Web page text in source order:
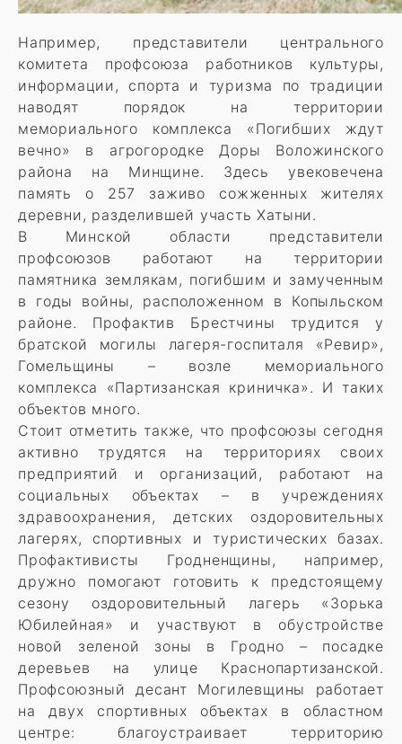
Например, представители центрального
комитета профсоюза работников культуры,
информации, спорта и туризма по традиции
наводят порядок на территории
мемориального комплекса «Погибших ждут
вечно» в агрогородке Доры Воложинского
района на Минщине. Здесь увековечена
память о 257 заживо сожженных жителях
деревни, разделившей участь Хатыни.
В Минской области представители
профсоюзов работают на территории
памятника землякам, погибшим и замученным
в годы войны, расположенном в Копыльском
районе. Профактив Брестчины трудится у
братской могилы лагеря-госпиталя «Ревир»,
Гомельщины – возле мемориального
комплекса «Партизанская криничка». И таких
объектов много.
Стоит отметить также, что профсоюзы сегодня
активно трудятся на территориях своих
предприятий и организаций, работают на
социальных объектах – в учреждениях
здравоохранения, детских оздоровительных
лагерях, спортивных и туристических базах.
Профактивисты Гродненщины, например,
дружно помогают готовить к предстоящему
сезону оздоровительный лагерь «Зорька
Юбилейная» и участвуют в обустройстве
новой зеленой зоны в Гродно – посадке
деревьев на улице Краснопартизанской.
Профсоюзный десант Могилевщины работает
на двух спортивных объектах в областном
центре: благоустраивает территорию